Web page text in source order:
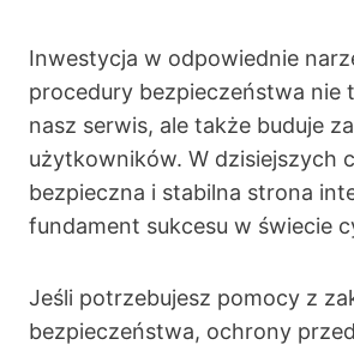
Inwestycja w odpowiednie
procedury bezpieczeństwa nie
nasz serwis, ale także buduje
użytkowników. W dzisiejszych
bezpieczna i stabilna strona
fundament sukcesu w świecie
Jeśli potrzebujesz pomocy z
bezpieczeństwa, ochrony